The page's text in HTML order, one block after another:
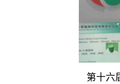
第十六